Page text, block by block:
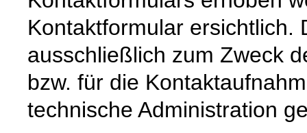
Kontaktformular ersichtlich.
ausschließlich zum Zweck
bzw. für die
technische Administration